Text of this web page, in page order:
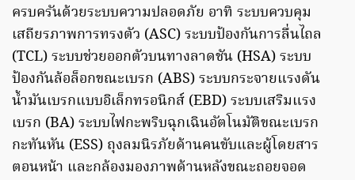
ครบครันด้วยระบบความปลอดภัย อาทิ ระบบควบคุม
เสถียรภาพการทรงตัว (ASC) ระบบป้องกันการลื่นไถล
(TCL) ระบบช่วยออกตัวบนทางลาดชัน (HSA) ระบบ
ป้องกันล้อล็อกขณะเบรก (ABS) ระบบกระจายแรงดัน
น้ำมันเบรกแบบอิเล็กทรอนิกส์ (EBD) ระบบเสริมแรง
เบรก (BA) ระบบไฟกะพริบฉุกเฉินอัตโนมัติขณะเบรก
กะทันหัน (ESS) ถุงลมนิรภัยด้านคนขับและผู้โดยสาร
ตอนหน้า และกล้องมองภาพด้านหลังขณะถอยจอด